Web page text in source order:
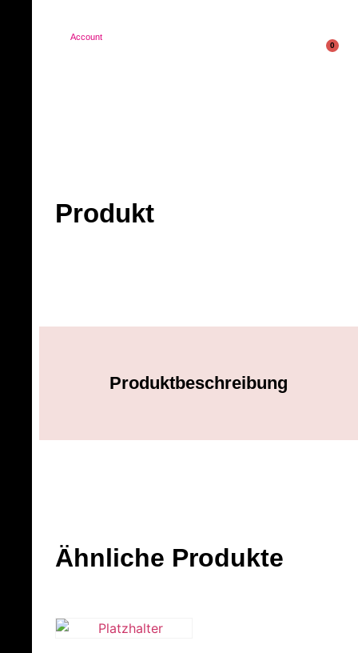
Account
0
Produkt
Produktbeschreibung
Ähnliche Produkte